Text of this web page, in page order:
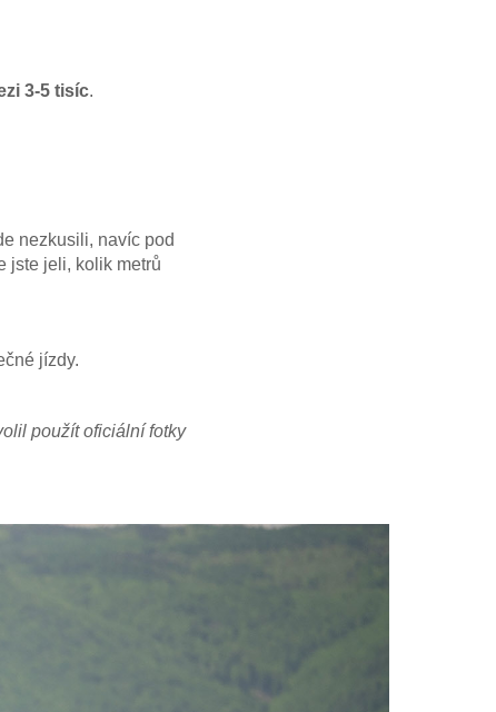
3-5 tisíc.
nezkusili, navíc pod
jste jeli, kolik metrů
jízdy.
použít oficiální fotky